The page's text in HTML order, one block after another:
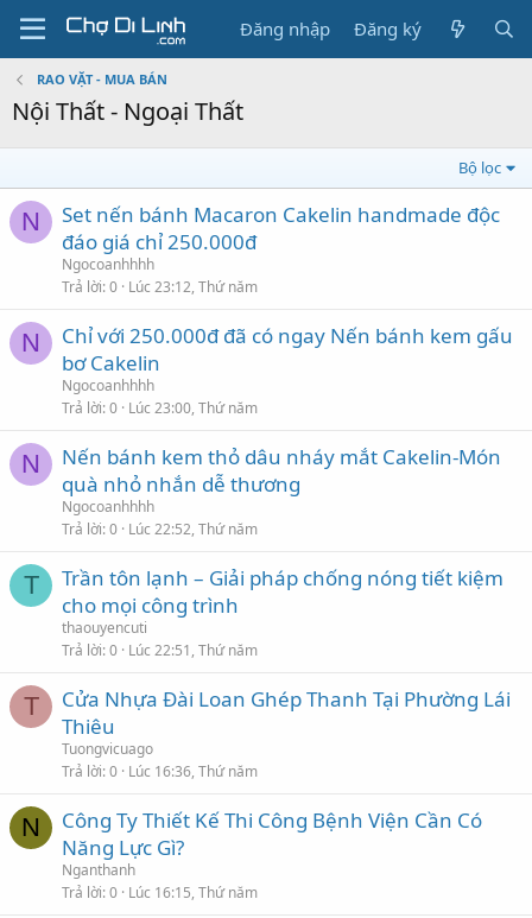
Đăng nhập Đăng ký
RAO VẶT - MUA BÁN
Nội Thất - Ngoại Thất
Bộ lọc
N
Set nến bánh Macaron Cakelin handmade độc
đáo giá chỉ 250.000đ
Ngocoanhhhh
Trả lời 0 Lúc 23:12, Thứ năm
N
Chỉ với 250.000đ đã có ngay Nến bánh kem gấu
bơ Cakelin
Ngocoanhhhh
Trả lời 0 Lúc 23:00, Thứ năm
N
Nến bánh kem thỏ dâu nháy mắt Cakelin-Món
quà nhỏ nhắn dễ thương
Ngocoanhhhh
Trả lời 0 Lúc 22:52, Thứ năm
T
Trần tôn lạnh – Giải pháp chống nóng tiết kiệm
cho mọi công trình
thaouyencuti
Trả lời 0 Lúc 22:51, Thứ năm
T
Cửa Nhựa Đài Loan Ghép Thanh Tại Phường Lái
Thiêu
Tuongvicuago
Trả lời 0 Lúc 16:36, Thứ năm
N
Công Ty Thiết Kế Thi Công Bệnh Viện Cần Có
Năng Lực Gì?
Nganthanh
Trả lời 0 Lúc 16:15, Thứ năm